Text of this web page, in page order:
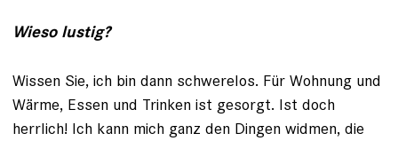
Wieso lustig?
Wissen Sie, ich bin dann schwerelos. Für Wohnung und
Wärme, Essen und Trinken ist gesorgt. Ist doch
herrlich! Ich kann mich ganz den Dingen widmen, die